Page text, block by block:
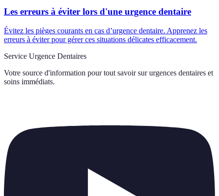
Les erreurs à éviter lors d'une urgence dentaire
Évitez les pièges courants en cas d’urgence dentaire. Apprenez les
erreurs à éviter pour gérer ces situations délicates efficacement.
Service Urgence Dentaires
Votre source d'information pour tout savoir sur urgences dentaires et
soins immédiats.